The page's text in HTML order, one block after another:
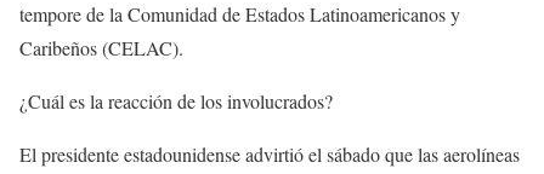
tempore de la Comunidad de Estados Latinoamericanos y
Caribeños (CELAC).
¿Cuál es la reacción de los involucrados?
El presidente estadounidense advirtió el sábado que las aerolíneas